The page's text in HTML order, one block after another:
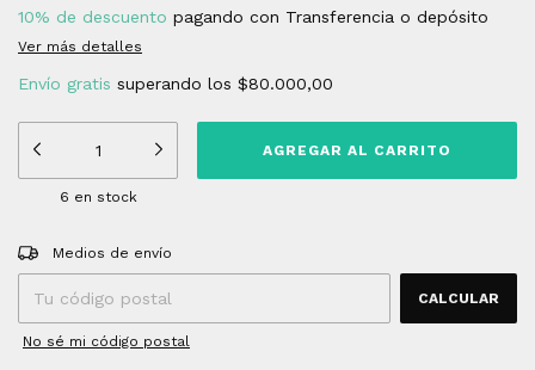
10% de descuento pagando con Transferencia o depósito
Ver más detalles
Envío gratis superando los $80.000,00
6 en stock
Entregas para el CP:
Medios de envío
CALCULAR
No sé mi código postal